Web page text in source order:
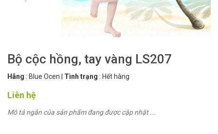
Bộ cộc hồng, tay vàng LS207
Hãng : Blue Ocen | Tình trạng : Hết hàng
Liên hệ
Mô tả ngắn của sản phẩm đang được cập nhật ...